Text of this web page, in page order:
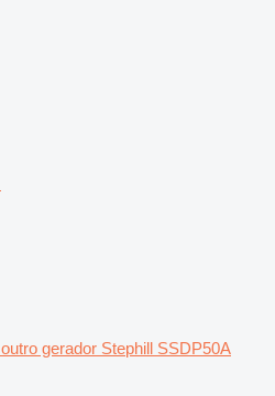
outro gerador Stephill SSDP50A